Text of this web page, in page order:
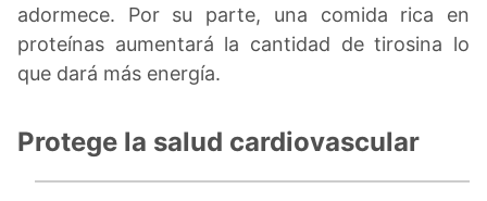
adormece. Por su parte, una comida rica en
proteínas aumentará la cantidad de tirosina lo
que dará más energía.
Protege la salud cardiovascular